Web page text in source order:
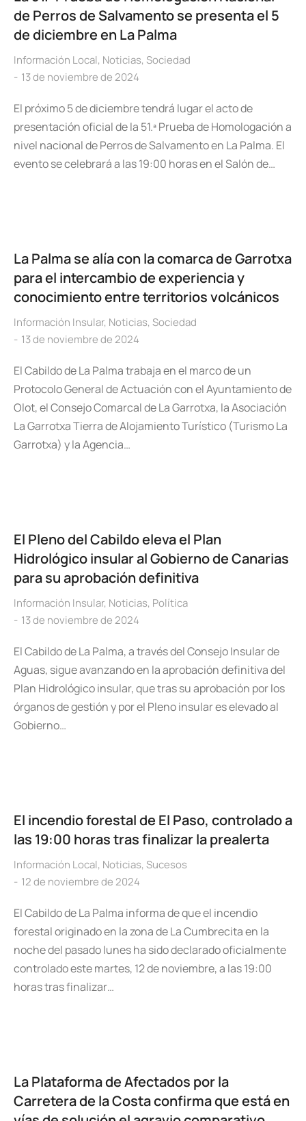
de Perros de Salvamento se presenta el 5
de diciembre en La Palma
Información Local, Noticias, Sociedad
13 de noviembre de 2024
El próximo 5 de diciembre tendrá lugar el acto de
presentación oficial de la 51.ª Prueba de Homologación a
nivel nacional de Perros de Salvamento en La Palma. El
evento se celebrará a las 19:00 horas en el Salón de…
La Palma se alía con la comarca de Garrotxa
para el intercambio de experiencia y
conocimiento entre territorios volcánicos
Información Insular, Noticias, Sociedad
13 de noviembre de 2024
El Cabildo de La Palma trabaja en el marco de un
Protocolo General de Actuación con el Ayuntamiento de
Olot, el Consejo Comarcal de La Garrotxa, la Asociación
La Garrotxa Tierra de Alojamiento Turístico (Turismo La
Garrotxa) y la Agencia…
El Pleno del Cabildo eleva el Plan
Hidrológico insular al Gobierno de Canarias
para su aprobación definitiva
Información Insular, Noticias, Política
13 de noviembre de 2024
El Cabildo de La Palma, a través del Consejo Insular de
Aguas, sigue avanzando en la aprobación definitiva del
Plan Hidrológico insular, que tras su aprobación por los
órganos de gestión y por el Pleno insular es elevado al
Gobierno…
El incendio forestal de El Paso, controlado a
las 19:00 horas tras finalizar la prealerta
Información Local, Noticias, Sucesos
12 de noviembre de 2024
El Cabildo de La Palma informa de que el incendio
forestal originado en la zona de La Cumbrecita en la
noche del pasado lunes ha sido declarado oficialmente
controlado este martes, 12 de noviembre, a las 19:00
horas tras finalizar…
La Plataforma de Afectados por la
Carretera de la Costa confirma que está en